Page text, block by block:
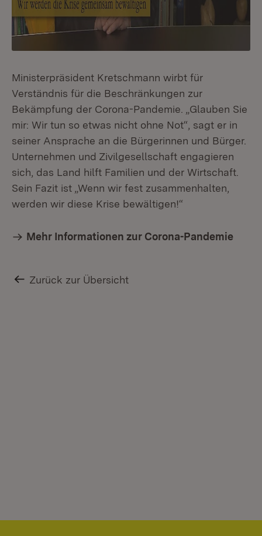
Ministerpräsident Kretschmann wirbt für
Verständnis für die Beschränkungen zur
Bekämpfung der Corona-Pandemie. „Glauben Sie
mir: Wir tun so etwas nicht ohne Not“, sagt er in
seiner Ansprache an die Bürgerinnen und Bürger.
Unternehmen und Zivilgesellschaft engagieren
sich, das Land hilft Familien und der Wirtschaft.
Sein Fazit ist „Wenn wir fest zusammenhalten,
werden wir diese Krise bewältigen!“
Mehr Informationen zur Corona-Pandemie
Zurück zur Übersicht